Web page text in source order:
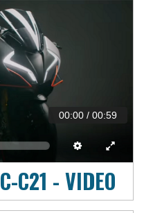
00:00 / 00:59
C21 - VIDEO